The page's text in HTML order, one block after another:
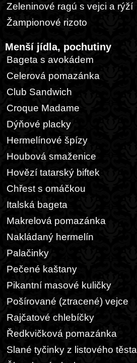
Zeleninové ragú s vejci a rýží
Žampionové rizoto
Menší jídla, pochutiny
Bageta s avokádem
Celerová pomazánka
Club Sandwich
Croque Madame
Dýňové placky
Hermelínové špízy
Houbová smaženice
Hovězí tatarský biftek
Chřest s omáčkou
Italská bageta
Makrelová pomazánka
Nakládaný hermelín
Palačinky
Pečené kaštany
Pikantní masové kuličky
Pošírované (ztracené) vejce
Rajčatové chlebíčky
Ředkvičková pomazánka
Slané tyčinky z listového těsta